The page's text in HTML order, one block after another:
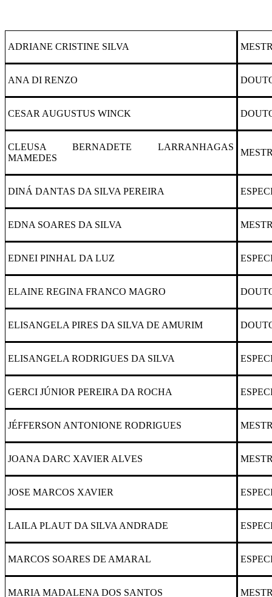
ADRIANE CRISTINE SILVA
ANA DI RENZO
CESAR AUGUSTUS WINCK
CLEUSA BERNADETE LARRANHAGAS
MAMEDES
DINÁ DANTAS DA SILVA PEREIRA
EDNA SOARES DA SILVA
EDNEI PINHAL DA LUZ
ELAINE REGINA FRANCO MAGRO
ELISANGELA PIRES DA SILVA DE AMURIM
ELISANGELA RODRIGUES DA SILVA
GERCI JÚNIOR PEREIRA DA ROCHA
JÉFFERSON ANTONIONE RODRIGUES
JOANA DARC XAVIER ALVES
JOSE MARCOS XAVIER
LAILA PLAUT DA SILVA ANDRADE
MARCOS SOARES DE AMARAL
MARIA MADALENA DOS SANTOS